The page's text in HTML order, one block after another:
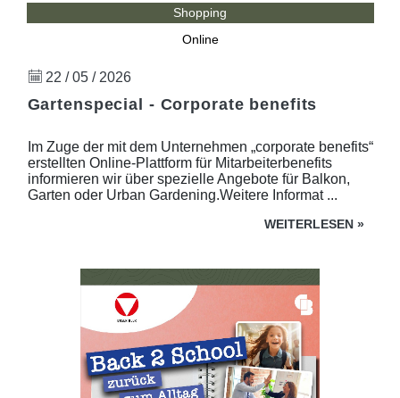
Shopping
Online
22 / 05 / 2026
Gartenspecial - Corporate benefits
Im Zuge der mit dem Unternehmen „corporate benefits“
erstellten Online-Plattform für Mitarbeiterbenefits
informieren wir über spezielle Angebote für Balkon,
Garten oder Urban Gardening.Weitere Informat ...
WEITERLESEN »